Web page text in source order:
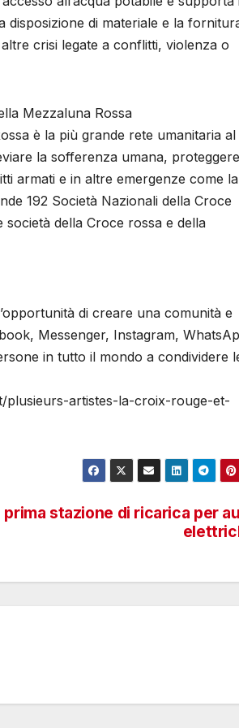
di materiale e la
crisi legate a conflitti, violenza o
Mezzaluna Rossa
è la più grande rete umanitaria al
la sofferenza umana,
armati e in altre emergenze come la
192 Società Nazionali della Croce
società della Croce rossa e della
di creare una comunità e
Messenger, Instagram,
in tutto il mondo a condividere
plusieurs-artistes-la-croix-rouge-et-
stazione di ricarica per